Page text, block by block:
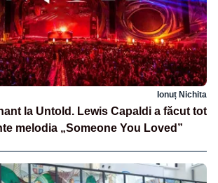
Ionuț Nichita
la Untold. Lewis Capaldi a făcut tot
melodia „Someone You Loved”